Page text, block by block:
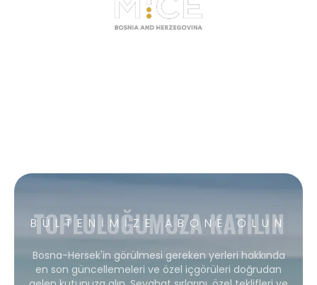
BÜLTENIMIZE ABONE OLUN
TOPLULUĞUMUZA KATILIN
Bosna-Hersek'in görülmesi gereken yerleri hakkında
en son güncellemeleri ve özel içgörüleri doğrudan